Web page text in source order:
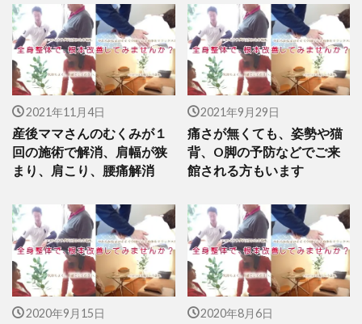
2021年11月4日
産後ママさんのむくみが１
回の施術で解消、肩幅が狭
まり、肩こり、腰痛解消
2021年9月29日
痛さが無くても、姿勢や猫
背、O脚の予防などでご来
館される方もいます
2020年9月15日 2020年8月6日